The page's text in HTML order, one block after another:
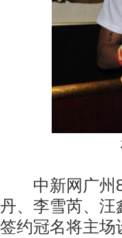
中新网广州8
丹、李雪芮、汪
签约冠名将主场